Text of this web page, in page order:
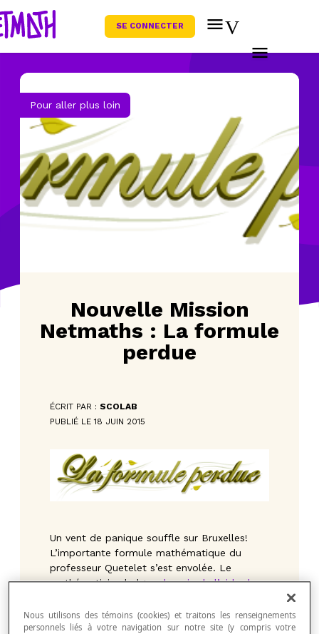
SE CONNECTER
Pour aller plus loin
Nouvelle Mission
Netmaths : La formule
perdue
ÉCRIT PAR : SCOLAB
PUBLIÉ LE 18 JUIN 2015
Un vent de panique souffle sur Bruxelles!
L’importante formule mathématique du
professeur Quetelet s’est envolée. Le
mathématicien belge abesoin de l’aide des
d’analyse et d’interprétation graphique
permettra aux Netmathématiciens de
Nous utilisons des témoins (cookies) et traitons les renseignements
personnels liés à votre navigation sur notre site (y compris votre